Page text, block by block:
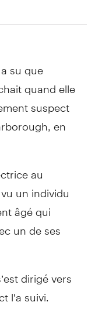
su que
quand elle
suspect
en
au
un individu
âgé qui
un de ses
dirigé vers
l’a suivi.